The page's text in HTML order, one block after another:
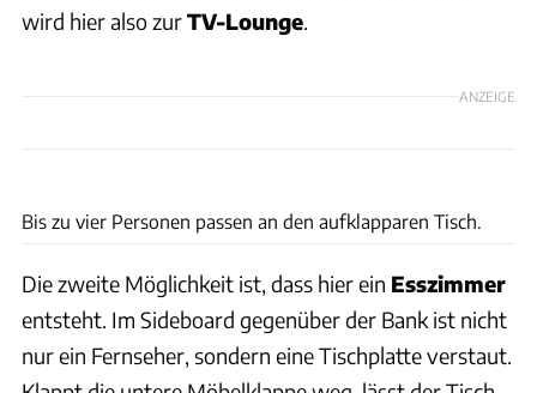
wird hier also zurTV-Lounge.
ANZEIGE
Bis zu vier Personen passen an den aufklapparen Tisch.
Die zweite Möglichkeit ist, dass hier ein Esszimmer
entsteht. Im Sideboard gegenüber der Bank ist nicht
nur ein Fernseher, sondern eine Tischplatte verstaut.